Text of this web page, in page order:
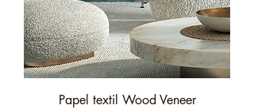
Papel textil Wood Veneer